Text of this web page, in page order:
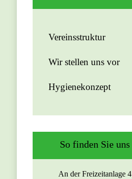
Vereinsstruktur
Wir stellen uns vor
Hygienekonzept
So finden Sie uns
An der Freizeitanlage 4